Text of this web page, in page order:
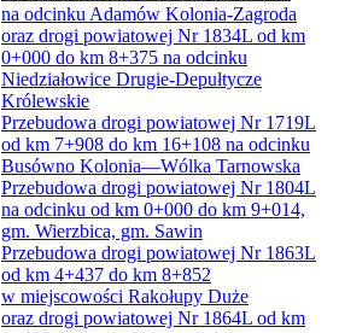
na odcinku Adamów Kolonia-Zagroda
oraz drogi powiatowej Nr 1834L od km
0+000 do km 8+375 na odcinku
Niedziałowice Drugie-Depułtycze
Królewskie
Przebudowa drogi powiatowej Nr 1719L
od km 7+908 do km 16+108 na odcinku
Busówno Kolonia—Wólka Tarnowska
Przebudowa drogi powiatowej Nr 1804L
na odcinku od km 0+000 do km 9+014,
gm. Wierzbica, gm. Sawin
Przebudowa drogi powiatowej Nr 1863L
od km 4+437 do km 8+852
w miejscowości Rakołupy Duże
oraz drogi powiatowej Nr 1864L od km